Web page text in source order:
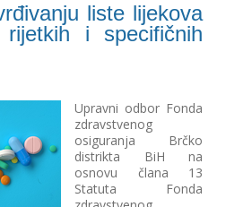
liste lijekova
i specifičnih
Upravni odbor Fonda
zdravstvenog
osiguranja Brčko
distrikta BiH na
osnovu člana 13
Statuta Fonda